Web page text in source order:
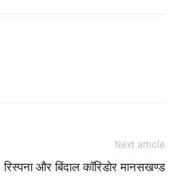
Next article
रिस्पना और बिंदाल कॉरिडोर मानसखण्ड